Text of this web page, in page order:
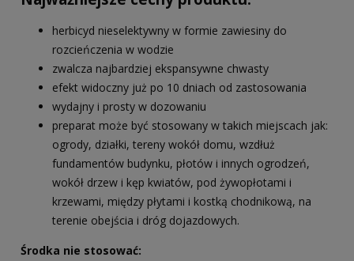
herbicyd nieselektywny w formie zawiesiny do
rozcieńczenia w wodzie
zwalcza najbardziej ekspansywne chwasty
efekt widoczny już po 10 dniach od zastosowania
wydajny i prosty w dozowaniu
preparat może być stosowany w takich miejscach jak:
ogrody, działki, tereny wokół domu, wzdłuż
fundamentów budynku, płotów i innych ogrodzeń,
wokół drzew i kęp kwiatów, pod żywopłotami i
krzewami, między płytami i kostką chodnikową, na
terenie obejścia i dróg dojazdowych.
Środka nie stosować: